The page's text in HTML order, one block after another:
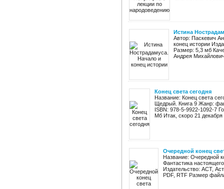
Истина
Автор: Паскевич
конец истории
Размер: 5,3 мб
Андрея
Конец света сегодня
Название: Конец света
Щедрый. Книга 9 Жанр:
ISBN: 978-5-9922-1092-7
Мб Итак, скоро 21 декабря
Очередной конец
Название: Очередной
Фантастика
Издательство: АСТ,
PDF, RTF Размер